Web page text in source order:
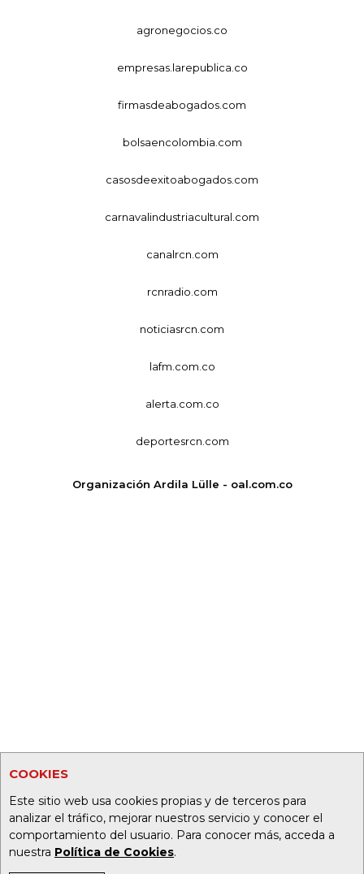
COOKIES
Este sitio web usa cookies propias y de terceros para
analizar el tráfico, mejorar nuestros servicio y conocer el
comportamiento del usuario. Para conocer más, acceda a
nuestra Política de Cookies.
agronegocios.co
empresas.larepublica.co
firmasdeabogados.com
bolsaencolombia.com
casosdeexitoabogados.com
carnavalindustriacultural.com
canalrcn.com
rcnradio.com
noticiasrcn.com
lafm.com.co
alerta.com.co
deportesrcn.com
Organización Ardila Lülle - oal.com.co